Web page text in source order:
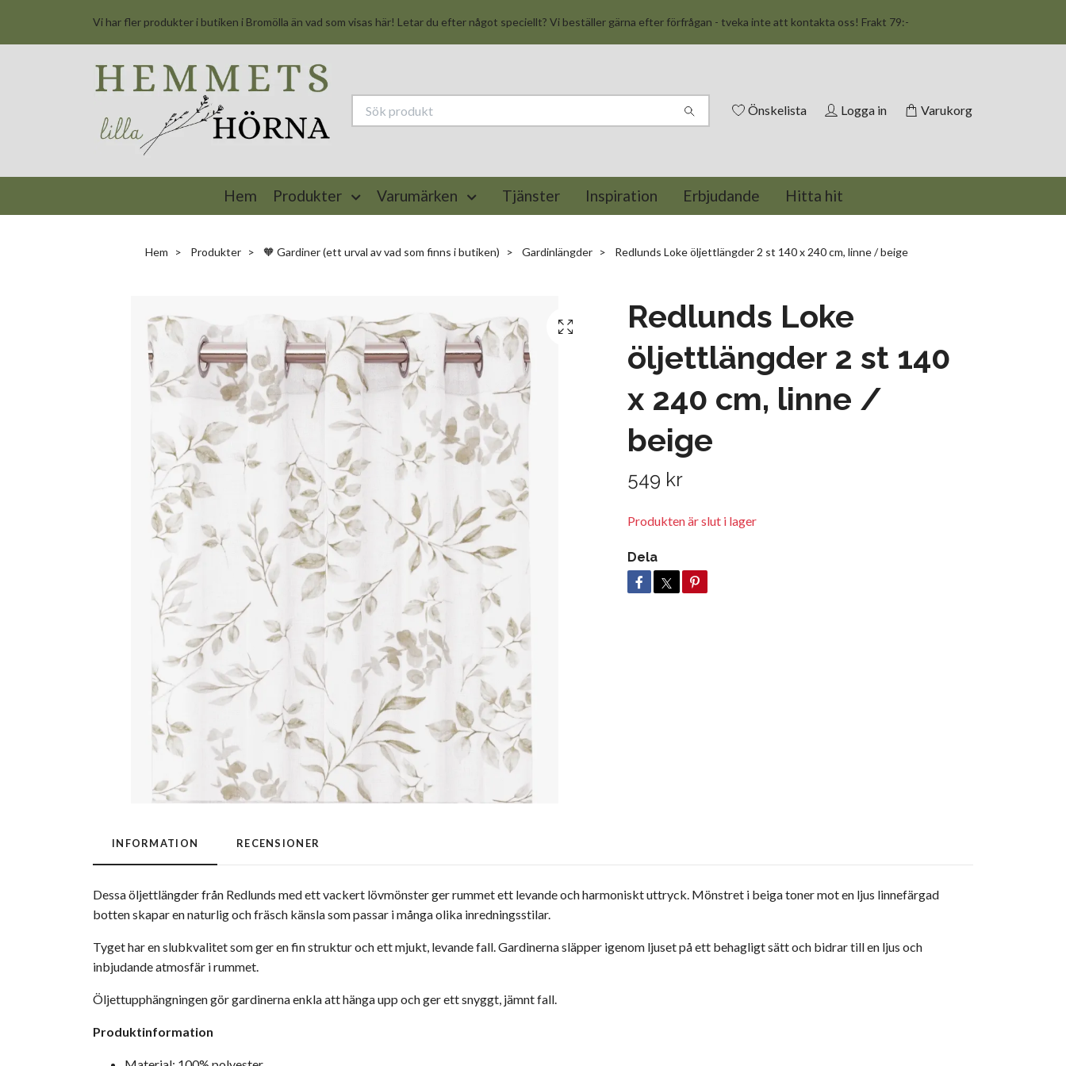
Vi har fler produkter i butiken i Bromölla än vad som visas här! Letar du efter något speciellt? Vi beställer gärna efter förfrågan - tveka inte att kontakta oss! Frakt 79:-
Önskelista Logga in Varukorg
Hem Produkter Varumärken Tjänster Inspiration Erbjudande Hitta hit
Hem Produkter 🧡 Gardiner (ett urval av vad som finns i butiken) Gardinlängder Redlunds Loke öljettlängder 2 st 140 x 240 cm, linne / beige
Redlunds Loke
öljettlängder 2 st 140
x 240 cm, linne /
beige
549 kr
Produkten är slut i lager
Dela
INFORMATION RECENSIONER
Dessa öljettlängder från Redlunds med ett vackert lövmönster ger rummet ett levande och harmoniskt uttryck. Mönstret i beiga toner mot en ljus linnefärgad
botten skapar en naturlig och fräsch känsla som passar i många olika inredningsstilar.
Tyget har en slubkvalitet som ger en fin struktur och ett mjukt, levande fall. Gardinerna släpper igenom ljuset på ett behagligt sätt och bidrar till en ljus och
inbjudande atmosfär i rummet.
Öljettupphängningen gör gardinerna enkla att hänga upp och ger ett snyggt, jämnt fall.
Produktinformation